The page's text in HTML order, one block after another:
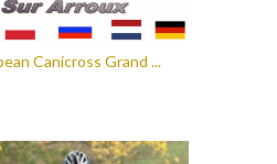
Canicross Grand ...